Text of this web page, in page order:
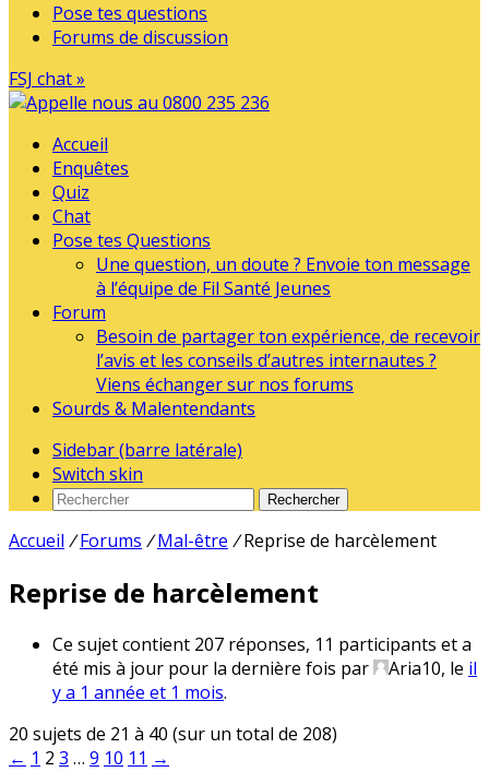
Pose tes questions
Forums de discussion
FSJ chat »
Accueil
Enquêtes
Quiz
Chat
Pose tes Questions
Une question, un doute ? Envoie ton message
à l’équipe de Fil Santé Jeunes
Forum
Besoin de partager ton expérience, de recevoir
l’avis et les conseils d’autres internautes ?
Viens échanger sur nos forums
Sourds & Malentendants
Sidebar (barre latérale)
Switch skin
Rechercher
Accueil / Forums / Mal-être / Reprise de harcèlement
Reprise de harcèlement
Ce sujet contient 207 réponses, 11 participants et a
été mis à jour pour la dernière fois par
Aria10, le il
y a 1 année et 1 mois.
20 sujets de 21 à 40 (sur un total de 208)
← 1 2 3 … 9 10 11 →